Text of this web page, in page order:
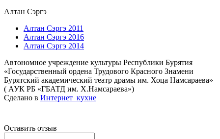
Алтан Сэргэ
Алтан Сэргэ 2011
Алтан Сэргэ 2016
Алтан Сэргэ 2014
Автономное учреждение культуры Республики Бурятия
«Государственный ордена Трудового Красного Знамени
Бурятский академический театр драмы им. Хоца Намсараева»
( АУК РБ «ГБАТД им. Х.Намсараева»)
Сделано в Интернет_кухне
Оставить отзыв